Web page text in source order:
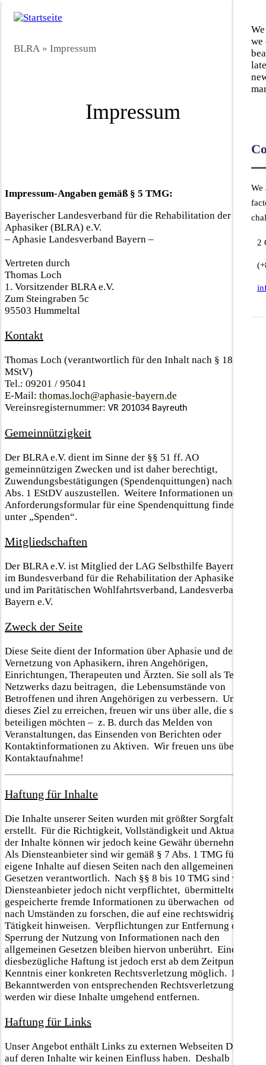
Direkt
zum
BLRA » Impressum
Impressum
Impressum-Angaben gemäß § 5 TMG:
Bayerischer Landesverband für die Rehabilitation der
Aphasiker (BLRA) e.V.
– Aphasie Landesverband Bayern –
Vertreten durch
Thomas Loch
1. Vorsitzender BLRA e.V.
Zum Steingraben 5c
95503 Hummeltal
Kontakt
Thomas Loch (verantwortlich für den Inhalt nach § 18 Abs. 2
MStV)
Tel.: 09201 / 95041
E-Mail: thomas.loch@aphasie-bayern.de
Vereinsregisternummer: VR 201034 Bayreuth
Gemeinnützigkeit
Der BLRA e.V. dient im Sinne der §§ 51 ff. AO
gemeinnützigen Zwecken und ist daher berechtigt,
Zuwendungsbestätigungen (Spendenquittungen) nach § 50
Abs. 1 EStDV auszustellen. Weitere Informationen und ein
Anforderungsformular für eine Spendenquittung finden Sie
unter „Spenden“.
Mitgliedschaften
Der BLRA e.V. ist Mitglied der LAG Selbsthilfe Bayern e.V.,
im Bundesverband für die Rehabilitation der Aphasiker e.V.
und im Paritätischen Wohlfahrtsverband, Landesverband
Bayern e.V.
Zweck der Seite
Diese Seite dient der Information über Aphasie und der
Vernetzung von Aphasikern, ihren Angehörigen,
Einrichtungen, Therapeuten und Ärzten. Sie soll als Teil des
Netzwerks dazu beitragen, die Lebensumstände von
Betroffenen und ihren Angehörigen zu verbessern. Um
dieses Ziel zu erreichen, freuen wir uns über alle, die sich
beteiligen möchten – z. B. durch das Melden von
Veranstaltungen, das Einsenden von Berichten oder
Kontaktinformationen zu Aktiven. Wir freuen uns über Ihre
Kontaktaufnahme!
Haftung für Inhalte
Die Inhalte unserer Seiten wurden mit größter Sorgfalt
erstellt. Für die Richtigkeit, Vollständigkeit und Aktualität
der Inhalte können wir jedoch keine Gewähr übernehmen.
Als Diensteanbieter sind wir gemäß § 7 Abs. 1 TMG für
eigene Inhalte auf diesen Seiten nach den allgemeinen
Gesetzen verantwortlich. Nach §§ 8 bis 10 TMG sind wir als
Diensteanbieter jedoch nicht verpflichtet, übermittelte oder
gespeicherte fremde Informationen zu überwachen oder
nach Umständen zu forschen, die auf eine rechtswidrige
Tätigkeit hinweisen. Verpflichtungen zur Entfernung oder
Sperrung der Nutzung von Informationen nach den
allgemeinen Gesetzen bleiben hiervon unberührt. Eine
diesbezügliche Haftung ist jedoch erst ab dem Zeitpunkt der
Kenntnis einer konkreten Rechtsverletzung möglich. Bei
Bekanntwerden von entsprechenden Rechtsverletzungen
werden wir diese Inhalte umgehend entfernen.
Haftung für Links
Unser Angebot enthält Links zu externen Webseiten Dritter,
auf deren Inhalte wir keinen Einfluss haben. Deshalb
we
We
2